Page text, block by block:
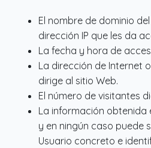
El nombre de dominio
dirección IP que les da
La fecha y hora de
La dirección de Internet
dirige al sitio Web.
El número de visitantes
La información obtenida
y en ningún caso puede
Usuario concreto e